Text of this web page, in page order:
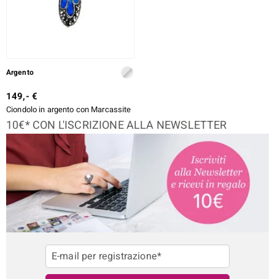
Argento
149,- €
Ciondolo in argento con Marcassite
10€* CON L'ISCRIZIONE ALLA NEWSLETTER
E-mail per registrazione*